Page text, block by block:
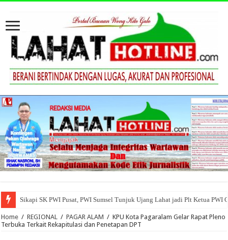
Sikapi SK PWI Pusat, PWI Sumsel Tunjuk Ujang Lahat jadi Plt Ketua PWI
Pemkab Empatlawang Gelar Upacara HUT ke-80 Bhayangkara Tahun 2026
Home / REGIONAL / PAGAR ALAM / KPU Kota Pagaralam Gelar Rapat Pleno
Terbuka Terkait Rekapitulasi dan Penetapan DPT